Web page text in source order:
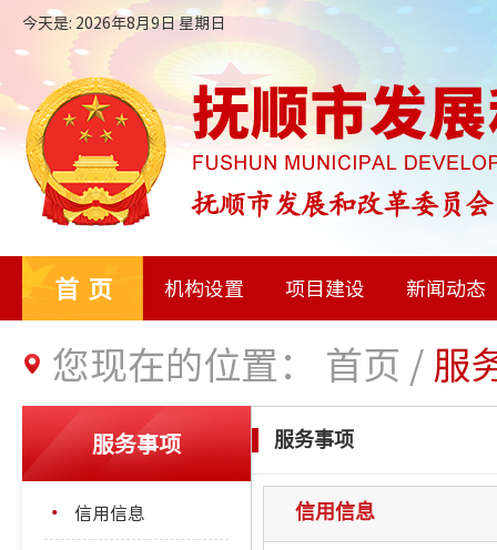
今天是: 2026年8月9日 星期日
首页 机构设置 项目建设 新闻动态
您现在的位置： 首页 /服
服务事项
信用信息
服务事项
信用信息